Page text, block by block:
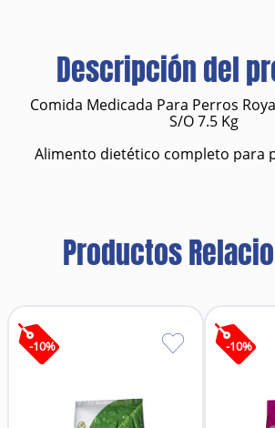
Descripción del
Comida Medicada Para Perros
S/O 7.5 Kg
Alimento dietético completo para
Productos
-10% -10%